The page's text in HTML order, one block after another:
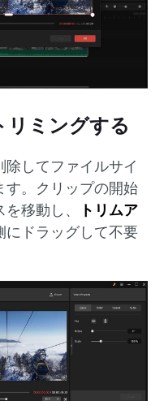
リミングする
してファイルサイ
す。クリップの開始
移動し、
トリムア
にドラッグして不要